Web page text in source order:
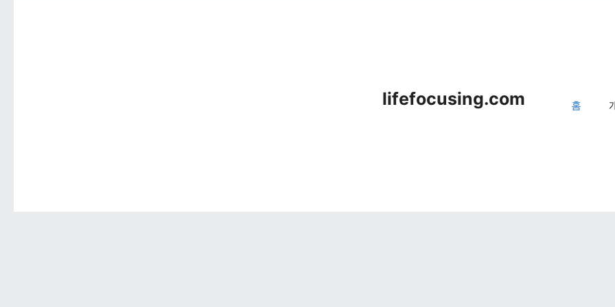
lifefocusing.com 홈